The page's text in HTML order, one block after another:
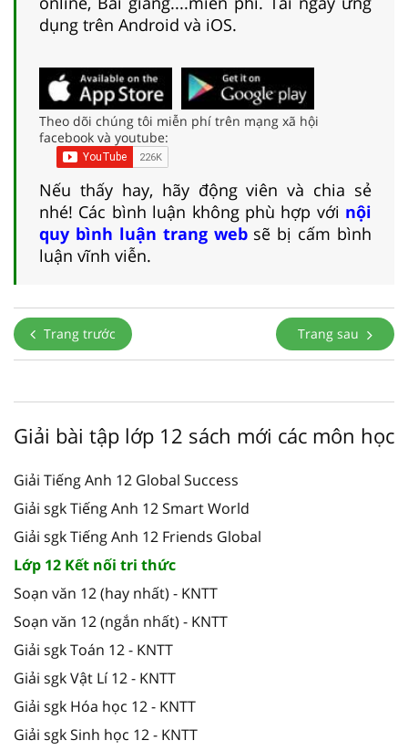
dụng trên Android và iOS.
Theo dõi chúng tôi miễn phí trên mạng xã hội
facebook và youtube:
Nếu thấy hay, hãy động viên và chia sẻ
nhé! Các bình luận không phù hợp với nội
quy bình luận trang websẽ bị cấm bình
luận vĩnh viễn.
Trang trước Trang sau
Giải bài tập lớp 12 sách mới các môn học
Giải Tiếng Anh 12 Global Success
Giải sgk Tiếng Anh 12 Smart World
Giải sgk Tiếng Anh 12 Friends Global
Lớp 12 Kết nối tri thức
Soạn văn 12 (hay nhất) - KNTT
Soạn văn 12 (ngắn nhất) - KNTT
Giải sgk Toán 12 - KNTT
Giải sgk Vật Lí 12 - KNTT
Giải sgk Hóa học 12 - KNTT
Giải sgk Sinh học 12 - KNTT